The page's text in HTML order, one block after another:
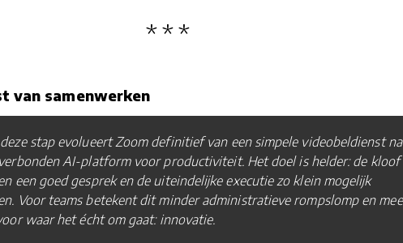
van samenwerken
stap evolueert Zoom definitief van een simpele videobeldienst
AI-platform voor productiviteit. Het doel is helder: de kloof
een goed gesprek en de uiteindelijke executie zo klein mogelijk
Voor teams betekent dit minder administratieve rompslomp en
waar het écht om gaat: innovatie.